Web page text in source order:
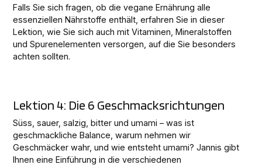
Falls Sie sich fragen, ob die vegane Ernährung alle
essenziellen Nährstoffe enthält, erfahren Sie in dieser
Lektion, wie Sie sich auch mit Vitaminen, Mineralstoffen
und Spurenelementen versorgen, auf die Sie besonders
achten sollten.
Lektion 4: Die 6 Geschmacksrichtungen
Süss, sauer, salzig, bitter und umami – was ist
geschmackliche Balance, warum nehmen wir
Geschmäcker wahr, und wie entsteht umami? Jannis gibt
Ihnen eine Einführung in die verschiedenen